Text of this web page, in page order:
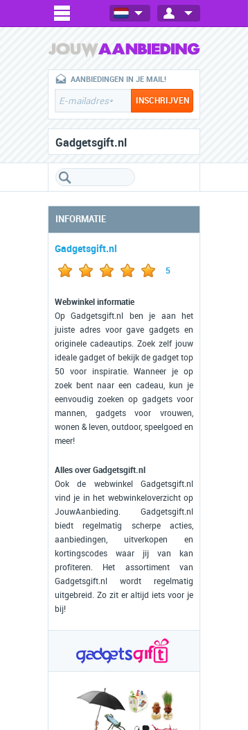
AANBIEDINGEN IN JE MAIL!
Gadgetsgift.nl
INFORMATIE
Gadgetsgift.nl
5
Webwinkel informatie
Op Gadgetsgift.nl ben je aan het
juiste adres voor gave gadgets en
originele cadeautips. Zoek zelf jouw
ideale gadget of bekijk de gadget top
50 voor inspiratie. Wanneer je op
zoek bent naar een cadeau, kun je
eenvoudig zoeken op gadgets voor
mannen, gadgets voor vrouwen,
wonen & leven, outdoor, speelgoed en
meer!
Alles over Gadgetsgift.nl
Ook de webwinkel Gadgetsgift.nl
vind je in het webwinkeloverzicht op
JouwAanbieding. Gadgetsgift.nl
biedt regelmatig scherpe acties,
aanbiedingen, uitverkopen en
kortingscodes waar jij van kan
profiteren. Het assortiment van
Gadgetsgift.nl wordt regelmatig
uitgebreid. Zo zit er altijd iets voor je
bij!